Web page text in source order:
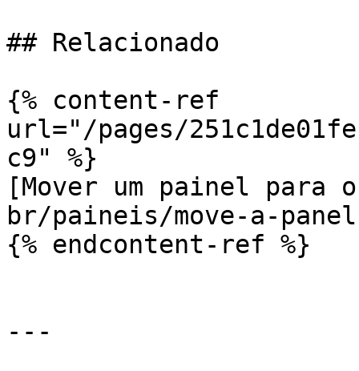
## Relacionado
{% content-ref
url="/pages/
c9" %}
[Mover um painel
br/paineis/move-a-
{% endcontent-ref %}
---